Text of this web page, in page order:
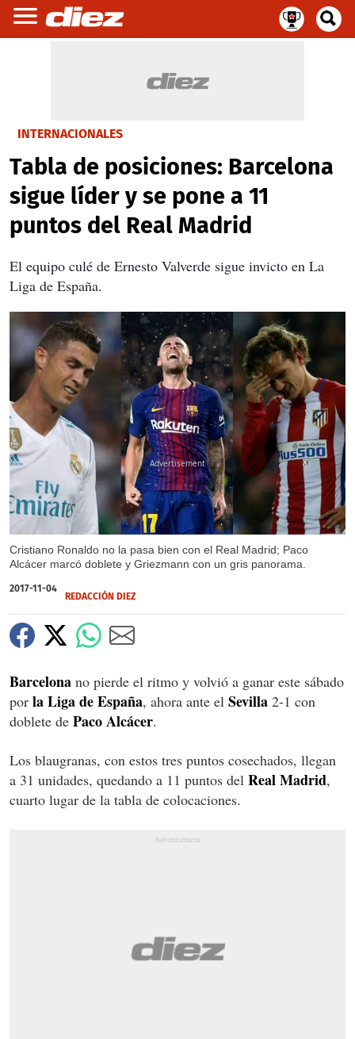
INTERNACIONALES
Tabla de posiciones: Barcelona
sigue líder y se pone a 11
puntos del Real Madrid
El equipo culé de Ernesto Valverde sigue invicto en La
Liga de España.
Cristiano Ronaldo no la pasa bien con el Real Madrid; Paco
Alcácer marcó doblete y Griezmann con un gris panorama.
X
2017-11-04
REDACCIÓN DIEZ
Barcelona no pierde el ritmo y volvió a ganar este sábado
por la Liga de España, ahora ante el Sevilla 2-1 con
doblete de Paco Alcácer.
Los blaugranas, con estos tres puntos cosechados, llegan
a 31 unidades, quedando a 11 puntos del Real Madrid,
cuarto lugar de la tabla de colocaciones.